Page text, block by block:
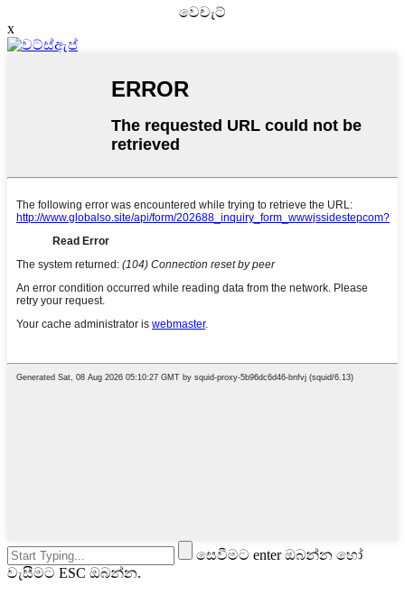
වෙචැට්
x
සෙවීමට enter ඔබන්න හෝ
වැසීමට ESC ඔබන්න.